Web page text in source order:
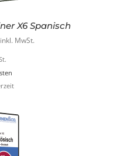
X6 Spanisch
€.
inkl. MwSt.